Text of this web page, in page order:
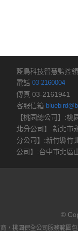
藍鳥科技智慧監控
電話 03-2160004
傳真 03-2161941
客服信箱
【桃園總公司】:
北分公司】:新北市
分公司】:新竹縣竹
公司】:台中市北區
©
園保全公司服務範圍